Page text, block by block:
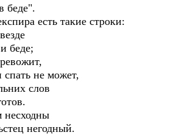
беде".
есть такие строки:
беде;
не может,
слов
несходны
негодный.